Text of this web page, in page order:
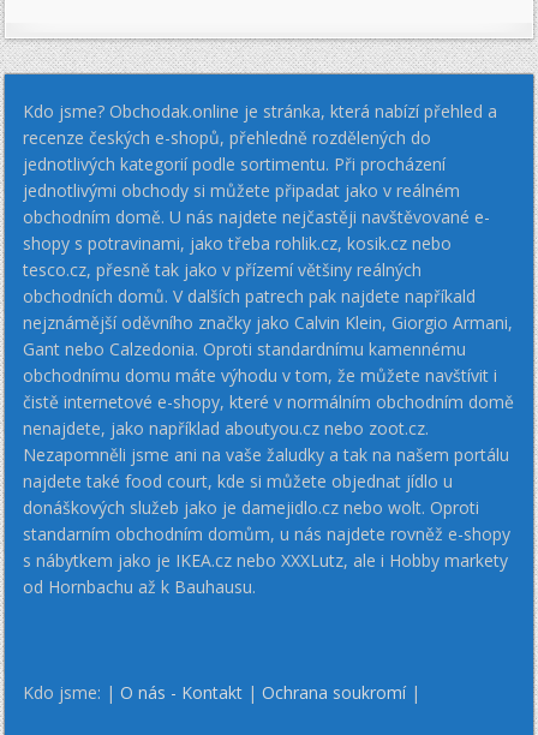
Kdo jsme? Obchodak.online je stránka, která nabízí přehled a
recenze českých e-shopů, přehledně rozdělených do
jednotlivých kategorií podle sortimentu. Při procházení
jednotlivými obchody si můžete připadat jako v reálném
obchodním domě. U nás najdete nejčastěji navštěvované e-
shopy s potravinami, jako třeba rohlik.cz, kosik.cz nebo
tesco.cz, přesně tak jako v přízemí většiny reálných
obchodních domů. V dalších patrech pak najdete napříkald
nejznámější oděvního značky jako Calvin Klein, Giorgio Armani,
Gant nebo Calzedonia. Oproti standardnímu kamennému
obchodnímu domu máte výhodu v tom, že můžete navštívit i
čistě internetové e-shopy, které v normálním obchodním domě
nenajdete, jako například aboutyou.cz nebo zoot.cz.
Nezapomněli jsme ani na vaše žaludky a tak na našem portálu
najdete také food court, kde si můžete objednat jídlo u
donáškových služeb jako je damejidlo.cz nebo wolt. Oproti
standarním obchodním domům, u nás najdete rovněž e-shopy
s nábytkem jako je IKEA.cz nebo XXXLutz, ale i Hobby markety
od Hornbachu až k Bauhausu.
Kdo jsme: |O nás - Kontakt |Ochrana soukromí|